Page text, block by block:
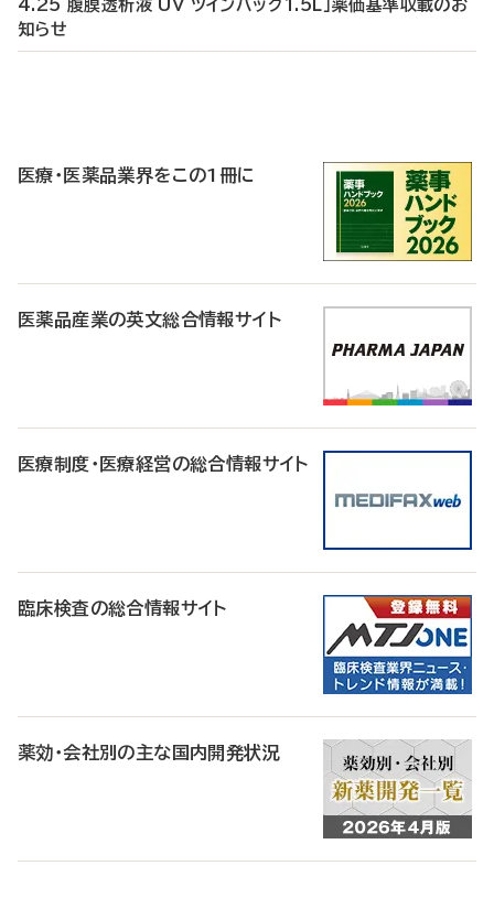
4.25 腹膜透析液 UV ツインバッグ1.5L」薬価基準収載のお
知らせ
医療・医薬品業界をこの1冊に
医薬品産業の英文総合情報サイト
医療制度・医療経営の総合情報サイト
臨床検査の総合情報サイト
薬効・会社別の主な国内開発状況